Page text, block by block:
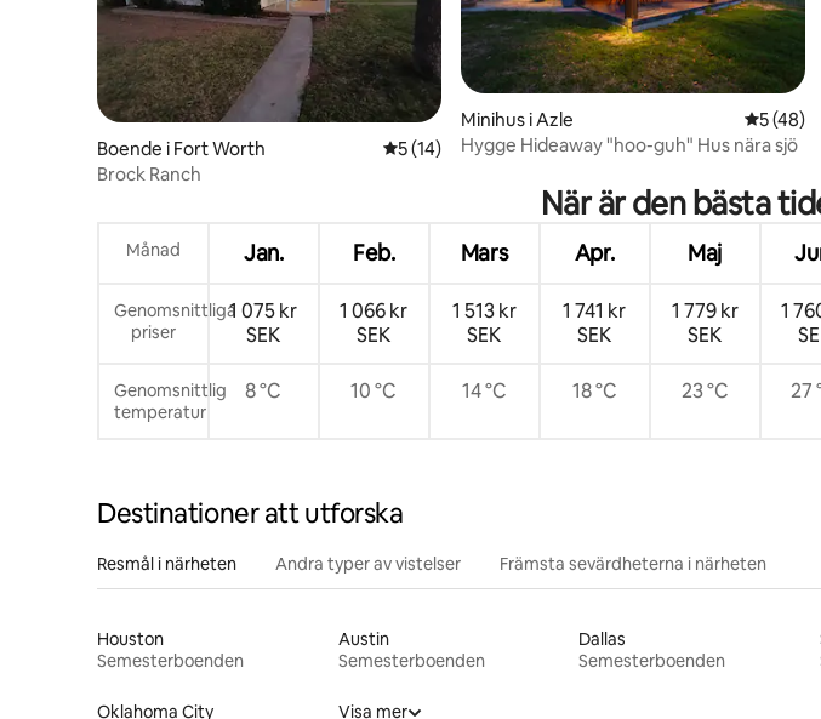
Boende i Fort Worth 5 av 5 i genomsnittligt betyg, 14 omdömen
5 (14)
Brock Ranch
Minihus i Azle 5 av 5 i
5 (48)
Hygge Hideaway "hoo-guh" Hus nära sjö
När är den bästa
Månad Jan. Feb. Mars Apr. Maj
Genomsnittliga
priser
1 075 kr
SEK
1 066 kr
SEK
1 513 kr
SEK
1 741 kr
SEK
1 779 kr
SEK
1
Genomsnittlig
temperatur
8 °C 10 °C 14 °C 18 °C 23 °C 27
Destinationer att utforska
Resmål i närheten Andra typer av vistelser Främsta sevärdheterna i närheten
Houston
Semesterboenden
Austin
Semesterboenden
Dallas
Semesterboenden
Oklahoma City Visa mer